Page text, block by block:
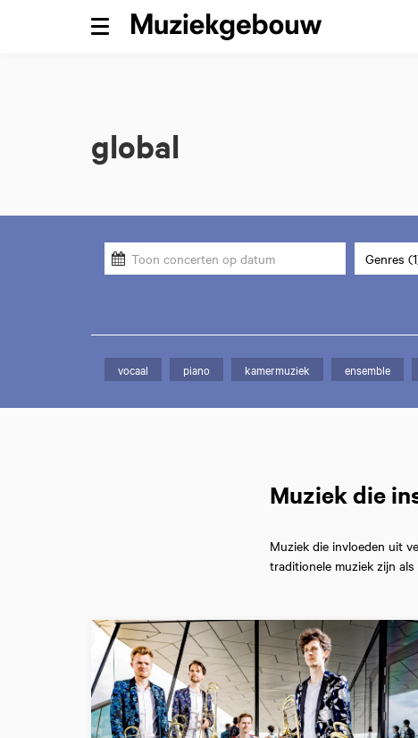
Menu
global
Genres
vocaal piano kamermuziek ensemble
Muziek die
Muziek die invloeden uit
traditionele muziek zijn